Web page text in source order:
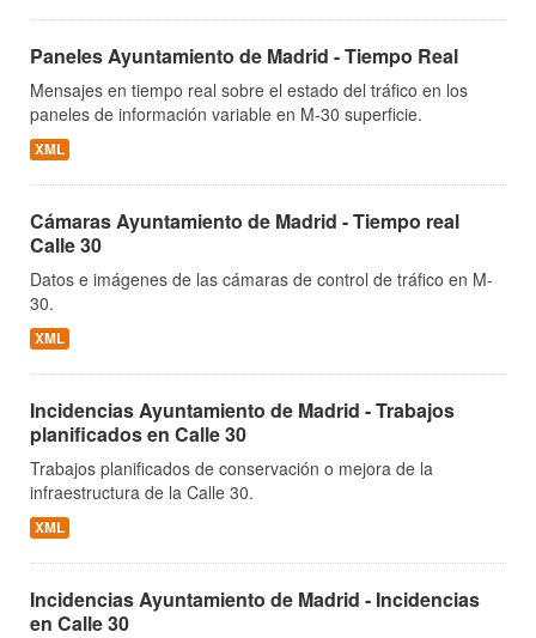
Paneles Ayuntamiento de Madrid - Tiempo Real
Mensajes en tiempo real sobre el estado del tráfico en los
paneles de información variable en M-30 superficie.
XML
Cámaras Ayuntamiento de Madrid - Tiempo real
Calle 30
Datos e imágenes de las cámaras de control de tráfico en M-
30.
XML
Incidencias Ayuntamiento de Madrid - Trabajos
planificados en Calle 30
Trabajos planificados de conservación o mejora de la
infraestructura de la Calle 30.
XML
Incidencias Ayuntamiento de Madrid - Incidencias
en Calle 30